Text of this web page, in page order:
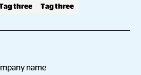
three Tag three
name